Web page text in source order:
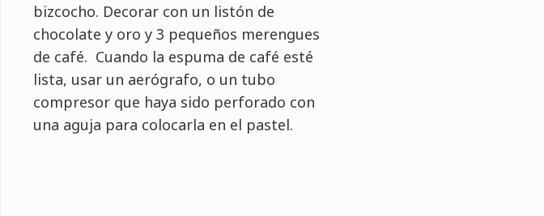
bizcocho. Decorar con un listón de
chocolate y oro y 3 pequeños merengues
de café. Cuando la espuma de café esté
lista, usar un aerógrafo, o un tubo
compresor que haya sido perforado con
una aguja para colocarla en el pastel.